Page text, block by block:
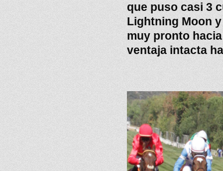
que puso casi 3
Lightning Moon
muy pronto
ventaja intacta